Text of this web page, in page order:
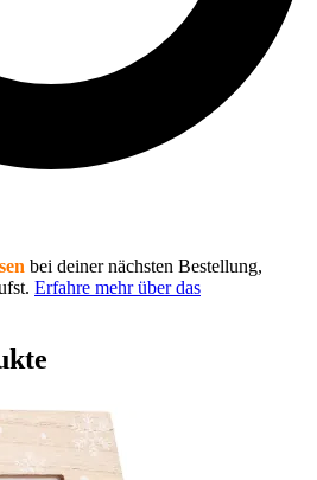
bei deiner nächsten Bestellung,
Erfahre mehr über das